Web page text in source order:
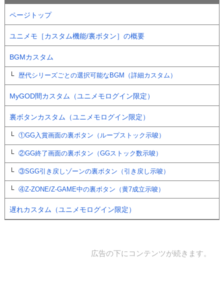
ページトップ
ユニメモ［カスタム機能/裏ボタン］の概要
BGMカスタム
歴代シリーズごとの選択可能なBGM（詳細カスタム）
MyGOD間カスタム（ユニメモログイン限定）
裏ボタンカスタム（ユニメモログイン限定）
①GG入賞画面の裏ボタン（ループストック示唆）
②GG終了画面の裏ボタン（GGストック数示唆）
③SGG引き戻しゾーンの裏ボタン（引き戻し示唆）
④Z-ZONE/Z-GAME中の裏ボタン（黄7成立示唆）
遅れカスタム（ユニメモログイン限定）
広告の下にコンテンツが続きます。